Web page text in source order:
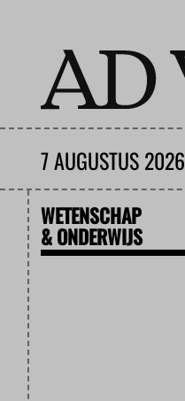
7 AUGUSTUS 2026
WETENSCHAP
& ONDERWIJS